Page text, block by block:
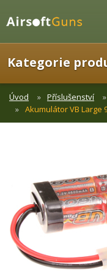
Kategorie
Úvod Příslušenství
Akumulátor VB Large